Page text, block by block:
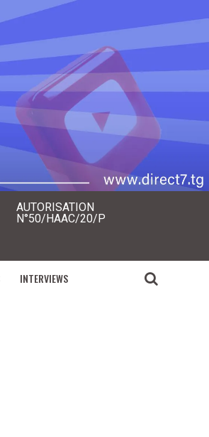
AUTORISATION
N°50/HAAC/20/P
INTERVIEWS